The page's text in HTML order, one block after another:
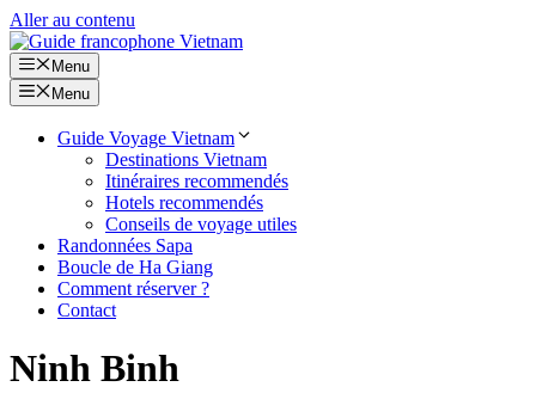
Aller au contenu
Menu
Menu
Guide Voyage Vietnam
Destinations Vietnam
Itinéraires recommendés
Hotels recommendés
Conseils de voyage utiles
Randonnées Sapa
Boucle de Ha Giang
Comment réserver ?
Contact
Ninh Binh